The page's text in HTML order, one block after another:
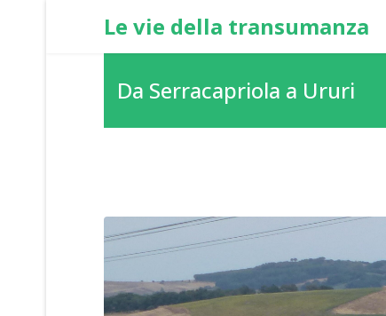
Le vie della transumanza
Da Serracapriola a Ururi